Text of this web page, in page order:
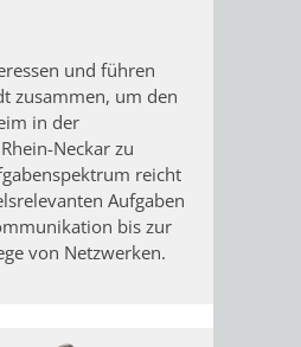
/
ZAHLEN
/
FAKTEN
und führen
zusammen, um den
in der
Neckar zu
reicht
Aufgaben
bis zur
von Netzwerken.